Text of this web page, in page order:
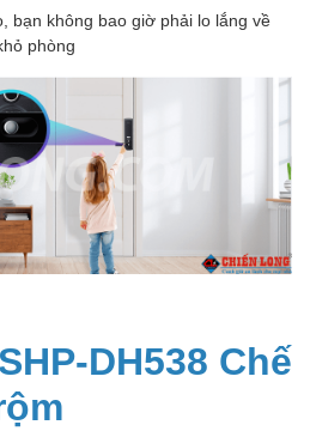
bạn không bao giờ phải lo lắng về
phòng
DH538 Chế